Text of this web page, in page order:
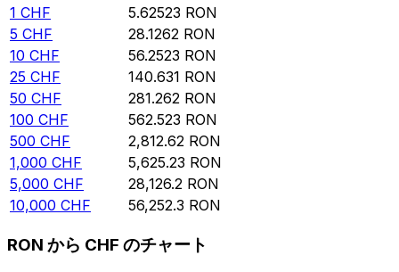
1 CHF 5.62523 RON
5 CHF 28.1262 RON
10 CHF 56.2523 RON
25 CHF 140.631 RON
50 CHF 281.262 RON
100 CHF 562.523 RON
500 CHF 2,812.62 RON
1,000 CHF 5,625.23 RON
5,000 CHF 28,126.2 RON
10,000 CHF 56,252.3 RON
RON から CHF のチャート